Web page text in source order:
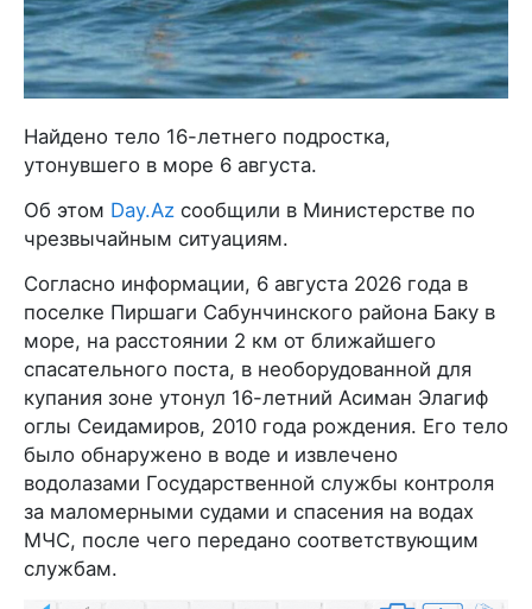
Найдено тело 16-летнего подростка,
утонувшего в море 6 августа.
Об этом Day.Az сообщили в Министерстве по
чрезвычайным ситуациям.
Согласно информации, 6 августа 2026 года в
поселке Пиршаги Сабунчинского района Баку в
море, на расстоянии 2 км от ближайшего
спасательного поста, в необорудованной для
купания зоне утонул 16-летний Асиман Элагиф
оглы Сеидамиров, 2010 года рождения. Его тело
было обнаружено в воде и извлечено
водолазами Государственной службы контроля
за маломерными судами и спасения на водах
МЧС, после чего передано соответствующим
службам.